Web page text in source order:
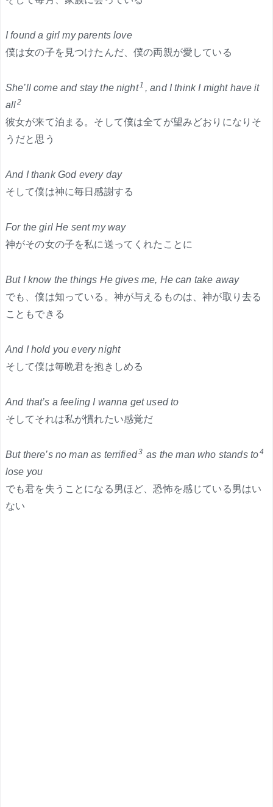
I found a girl my parents love
僕は女の子を見つけたんだ、僕の両親が愛している
She’ll come and stay the night1 , and I think I might have it
all2
彼女が来て泊まる。そして僕は全てが望みどおりになりそ
うだと思う
And I thank God every day
そして僕は神に毎日感謝する
For the girl He sent my way
神がその女の子を私に送ってくれたことに
But I know the things He gives me, He can take away
でも、僕は知っている。神が与えるものは、神が取り去る
こともできる
And I hold you every night
そして僕は毎晩君を抱きしめる
And that’s a feeling I wanna get used to
そしてそれは私が慣れたい感覚だ
But there’s no man as terrified3 as the man who stands to4
lose you
でも君を失うことになる男ほど、恐怖を感じている男はい
ない